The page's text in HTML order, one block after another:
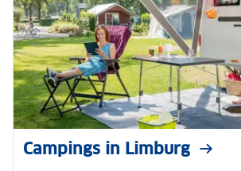
Campings in Limburg